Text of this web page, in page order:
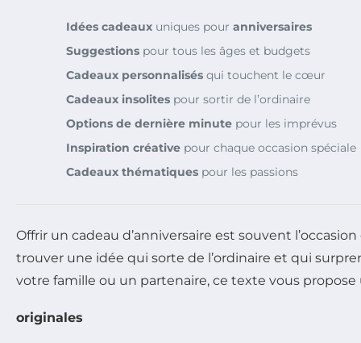
Idées cadeaux uniques pour anniversaires
Suggestions pour tous les âges et budgets
Cadeaux personnalisés qui touchent le cœur
Cadeaux insolites pour sortir de l’ordinaire
Options de dernière minute pour les imprévus
Inspiration créative pour chaque occasion spéciale
Cadeaux thématiques pour les passions
Offrir un cadeau d’anniversaire est souvent
trouver une idée qui sorte de l’ordinaire et qui
votre famille ou un partenaire, ce texte vous propose
originales